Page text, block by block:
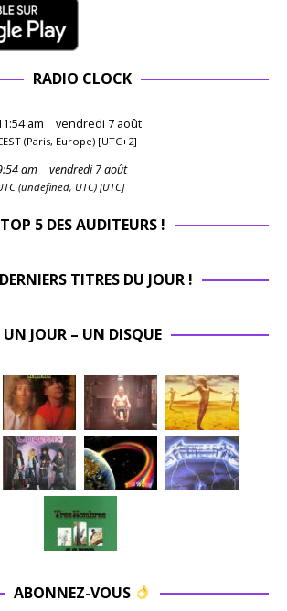
RADIO CLOCK
:54 am vendredi 7 août
(Paris, Europe) [UTC+2]
:54am vendredi 7 août
(undefined, UTC) [UTC]
TOP 5 DES AUDITEURS !
TITRES DU JOUR !
UN JOUR – UN DISQUE
ABONNEZ-VOUS